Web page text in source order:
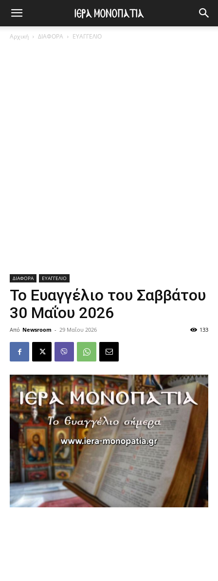
Αρχική ΔΙΑΦΟΡΑ ΕΥΑΓΓΕΛΙΟ
ΔΙΑΦΟΡΑ ΕΥΑΓΓΕΛΙΟ
Το Ευαγγέλιο του Σαββάτου
30 Μαΐου 2026
Από Newsroom - 29 Μαΐου 2026 133